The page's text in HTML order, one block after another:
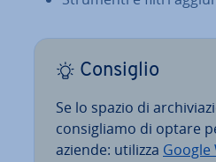
Consiglio
Se lo spazio di
con­si­glia­mo di optare
aziende: utilizza Google